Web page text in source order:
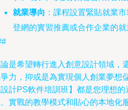
就業導向 ：課程設置緊貼就業
登網的實習推薦或合作企業的就
是希望轉行進入創意設計領域，
力，抑或是為實現個人創業夢想
計PS軟件培訓班】都是您理想
實戰的教學模式和貼心的本地化